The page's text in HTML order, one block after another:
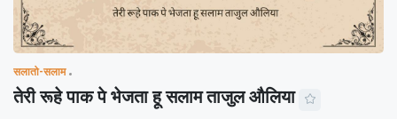
सलातो-सलाम
तेरी रूहे पाक पे भेजता हू सलाम ताजुल औलिया